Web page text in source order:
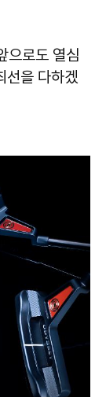
으로도 열심
선을 다하겠